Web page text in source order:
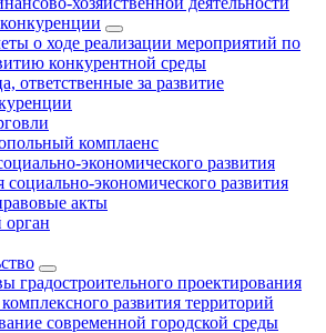
о ходе реализации мероприятий по
конкурентной среды
ответственные за развитие
комплаенс
экономического развития
социально-экономического развития
акты
орган
градостроительного проектирования
развития территорий
современной городской среды